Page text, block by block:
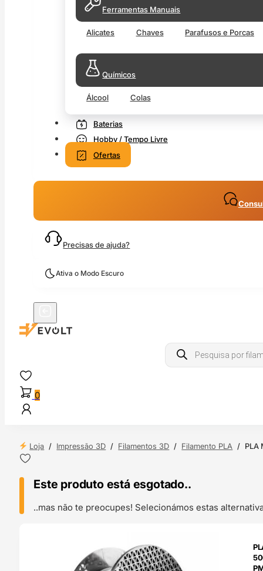
Ferramentas Manuais
Alicates Chaves Parafusos e Porcas
Químicos
Álcool Colas
Baterias
Hobby / Tempo Livre
Ofertas
Precisas de ajuda?
Ativa o Modo Escuro
Products
search
0
Loja / Impressão 3D / Filamentos 3D / Filamento PLA / PLA
Este produto está esgotado..
..mas não te preocupes! Selecionámos estas